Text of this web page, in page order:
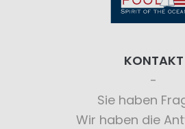
KONTAKT
Sie haben
Wir haben die